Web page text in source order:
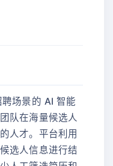
场景的 AI 智能
队在海量候选人
人才。平台利用
选人信息进行结